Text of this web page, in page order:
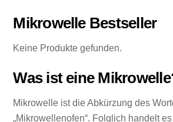
Mikrowelle Bestseller
Keine Produkte gefunden.
Was ist eine
Mikrowelle ist die Abkürzung des
„Mikrowellenofen“. Folglich handelt